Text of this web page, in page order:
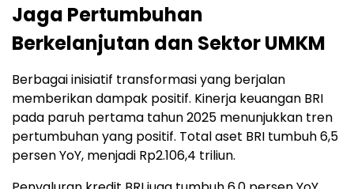
Jaga Pertumbuhan
Berkelanjutan dan Sektor UMKM
Berbagai inisiatif transformasi yang berjalan
memberikan dampak positif. Kinerja keuangan BRI
pada paruh pertama tahun 2025 menunjukkan tren
pertumbuhan yang positif. Total aset BRI tumbuh 6,5
persen YoY, menjadi Rp2.106,4 triliun.